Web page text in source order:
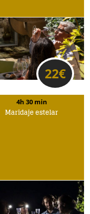
22€
4h 30 min
Maridaje estelar